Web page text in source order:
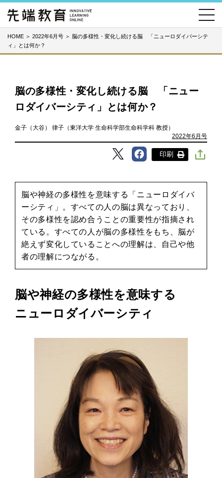
HOME ＞ 2022年6月号 ＞ 脳の多様性・変化し続ける脳 「ニューロダイバーシテ
ィ」とは何か？
脳の多様性・変化し続ける脳 「ニュー
ロダイバーシティ」とは何か？
金子（大谷） 律子（東洋大学 生命科学部生命科学科 教授）
2022年6月号
印刷
脳や神経の多様性を意味する「ニューロダイバ
ーシティ」。すべての人の脳は異なっており、
その多様性を認め合うことの重要性が指摘され
ている。すべての人が脳の多様性をもち、脳が
絶えず変化していることへの理解は、自己や他
者の理解につながる。
脳や神経の多様性を意味する
ニューロダイバーシティ